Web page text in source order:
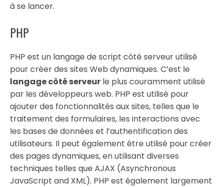
à se lancer.
PHP
PHP est un langage de script côté serveur utilisé
pour créer des sites Web dynamiques. C’est le
langage côté serveur le plus couramment utilisé
par les développeurs web. PHP est utilisé pour
ajouter des fonctionnalités aux sites, telles que le
traitement des formulaires, les interactions avec
les bases de données et l’authentification des
utilisateurs. Il peut également être utilisé pour créer
des pages dynamiques, en utilisant diverses
techniques telles que AJAX (Asynchronous
JavaScript and XML). PHP est également largement